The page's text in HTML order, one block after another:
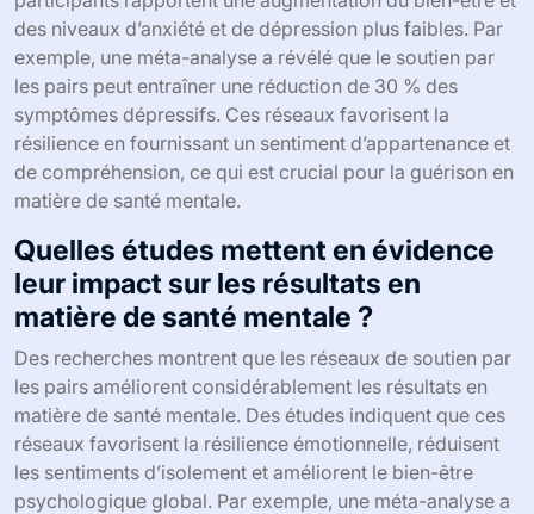
des niveaux d’anxiété et de dépression plus faibles. Par
exemple, une méta-analyse a révélé que le soutien par
les pairs peut entraîner une réduction de 30 % des
symptômes dépressifs. Ces réseaux favorisent la
résilience en fournissant un sentiment d’appartenance et
de compréhension, ce qui est crucial pour la guérison en
matière de santé mentale.
Quelles études mettent en évidence
leur impact sur les résultats en
matière de santé mentale ?
Des recherches montrent que les réseaux de soutien par
les pairs améliorent considérablement les résultats en
matière de santé mentale. Des études indiquent que ces
réseaux favorisent la résilience émotionnelle, réduisent
les sentiments d’isolement et améliorent le bien-être
psychologique global. Par exemple, une méta-analyse a